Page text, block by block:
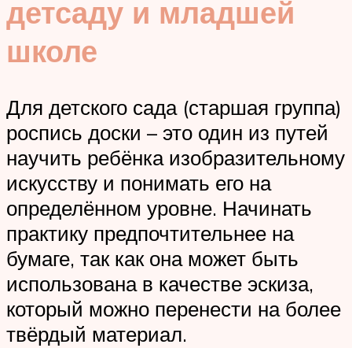
детсаду и младшей
школе
Для детского сада (старшая группа)
роспись доски – это один из путей
научить ребёнка изобразительному
искусству и понимать его на
определённом уровне. Начинать
практику предпочтительнее на
бумаге, так как она может быть
использована в качестве эскиза,
который можно перенести на более
твёрдый материал.